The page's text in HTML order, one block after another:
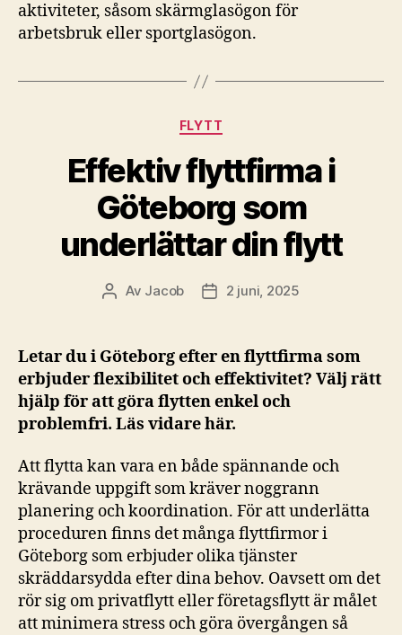
aktiviteter, såsom skärmglasögon för
arbetsbruk eller sportglasögon.
Kategorier
FLYTT
Effektiv flyttfirma i
Göteborg som
underlättar din flytt
Inläggsförfattare
Av Jacob Inläggsdatum
2 juni, 2025
Letar du i Göteborg efter en flyttfirma som
erbjuder flexibilitet och effektivitet? Välj rätt
hjälp för att göra flytten enkel och
problemfri. Läs vidare här.
Att flytta kan vara en både spännande och
krävande uppgift som kräver noggrann
planering och koordination. För att underlätta
proceduren finns det många flyttfirmor i
Göteborg som erbjuder olika tjänster
skräddarsydda efter dina behov. Oavsett om det
rör sig om privatflytt eller företagsflytt är målet
att minimera stress och göra övergången så